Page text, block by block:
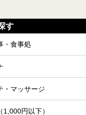
す
・食事処
・マッサージ
1,000円以下）